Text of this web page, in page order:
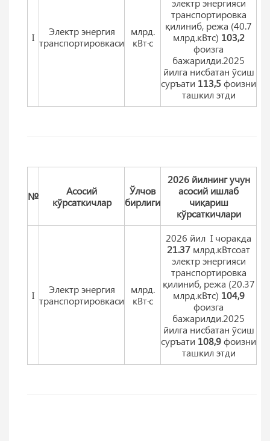
I
Электр энергия
транспортировкаси
млрд.
кВт·с
транспортировка
қилиниб, режа (40.7
млрд.кВтс) 103,2
фоизга
бажарилди.2025
йилга нисбатан ўсиш
суръати 113,5фоизни
ташкил этди
№
Aсосий
кўрсаткичлар
Ўлчов
бирлиги
2026 йилнинг учун
асосий ишлаб
чиқариш
кўрсаткичлари
I
Электр энергия
транспортировкаси
млрд.
кВт·с
2026 йил I чоракда
21.37 млрд.кВтсоат
электр энергияси
транспортировка
қилиниб, режа (20.37
млрд.кВтс) 104,9
фоизга
бажарилди.2025
йилга нисбатан ўсиш
суръати 108,9фоизни
ташкил этди